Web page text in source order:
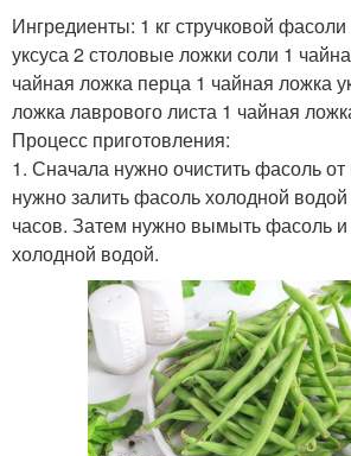
Ингредиенты: 1 кг стручковой
уксуса 2 столовые ложки соли 1
чайная ложка перца 1 чайная ложка
ложка лаврового листа 1 чайная
Процесс приготовления:
1. Сначала нужно очистить фасоль
нужно залить фасоль холодной
часов. Затем нужно вымыть фасоль и
холодной водой.